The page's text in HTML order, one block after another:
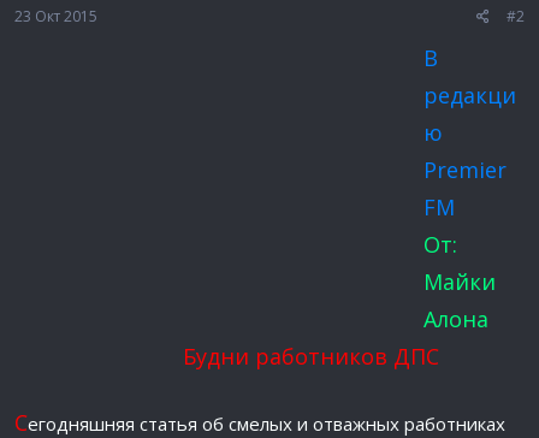
23 Окт 2015 #2
В
редакци
ю
Premier
FM
От:
Майки
Алона
Будни работников ДПС
Сегодняшняя статья об смелых и отважных работниках